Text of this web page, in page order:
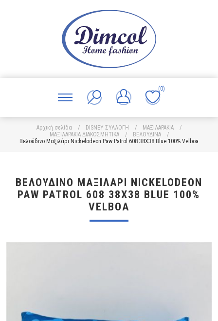
(0)
Αρχική σελίδα / DISNEY ΣΥΛΛΟΓΗ / ΜΑΞΙΛΑΡΑΚΙΑ
/
ΜΑΞΙΛΑΡΑΚΙΑ ΔΙΑΚΟΣΜΗΤΙΚΑ
/ ΒΕΛΟΥΔΙΝΑ
/
Βελούδινο Μαξιλάρι Nickelodeon Paw Patrol 608 38X38 Blue 100% Velboa
ΒΕΛΟΎΔΙΝΟ ΜΑΞΙΛΆΡΙ NICKELODEON
PAW PATROL 608 38X38 BLUE 100%
VELBOA